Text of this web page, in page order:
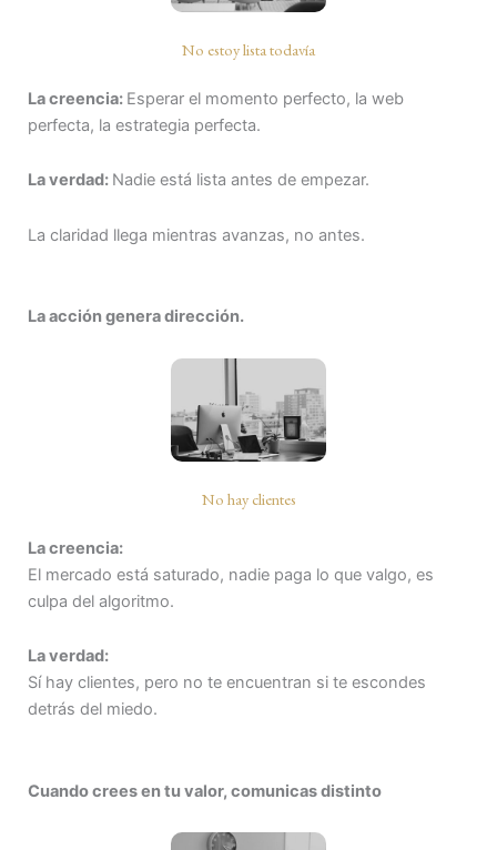
No estoy lista todavía
La creencia: Esperar el momento perfecto, la web
perfecta, la estrategia perfecta.
La verdad: Nadie está lista antes de empezar.
La claridad llega mientras avanzas, no antes.
La acción genera dirección.
No hay clientes
La creencia:
El mercado está saturado, nadie paga lo que valgo, es
culpa del algoritmo.
La verdad:
Sí hay clientes, pero no te encuentran si te escondes
detrás del miedo.
Cuando crees en tu valor, comunicas distinto